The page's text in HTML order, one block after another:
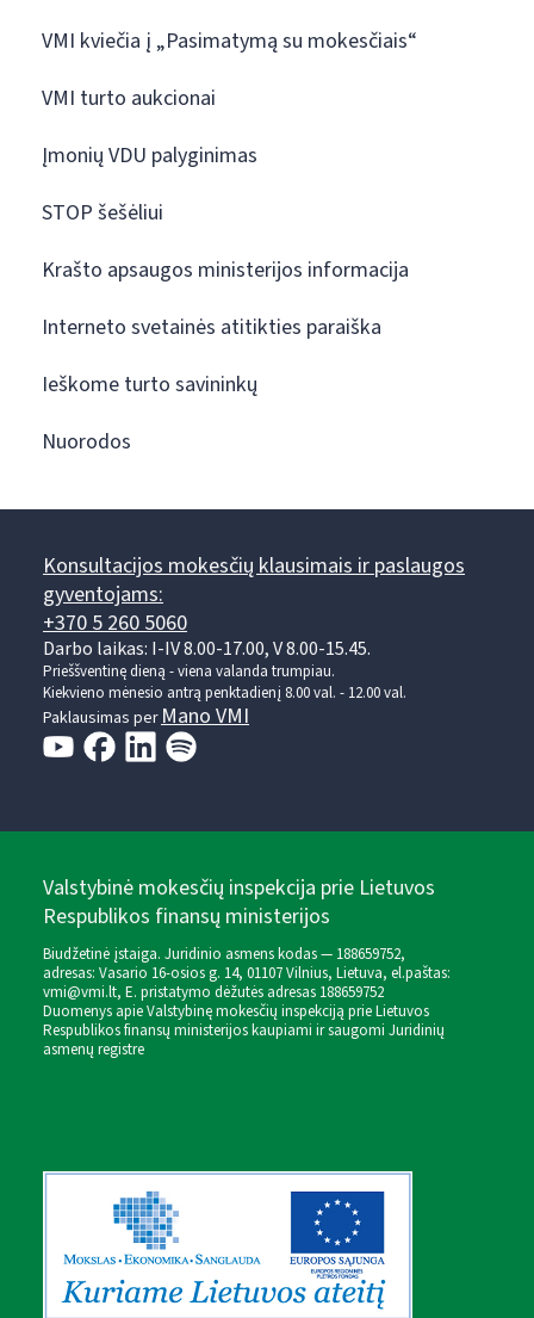
VMI kviečia į „Pasimatymą su mokesčiais“
VMI turto aukcionai
Įmonių VDU palyginimas
STOP šešėliui
Krašto apsaugos ministerijos informacija
Interneto svetainės atitikties paraiška
Ieškome turto savininkų
Nuorodos
Konsultacijos mokesčių klausimais ir paslaugos
gyventojams:
+370 5 260 5060
Darbo laikas: I-IV 8.00-17.00, V 8.00-15.45.
Prieššventinę dieną - viena valanda trumpiau.
Kiekvieno mėnesio antrą penktadienį 8.00 val. - 12.00 val.
Paklausimas perMano VMI
Valstybinė mokesčių inspekcija prie Lietuvos
Respublikos finansų ministerijos
Biudžetinė įstaiga. Juridinio asmens kodas — 188659752,
adresas: Vasario 16-osios g. 14, 01107 Vilnius, Lietuva, el.paštas:
vmi@vmi.lt, E. pristatymo dėžutės adresas 188659752
Duomenys apie Valstybinę mokesčių inspekciją prie Lietuvos
Respublikos finansų ministerijos kaupiami ir saugomi Juridinių
asmenų registre